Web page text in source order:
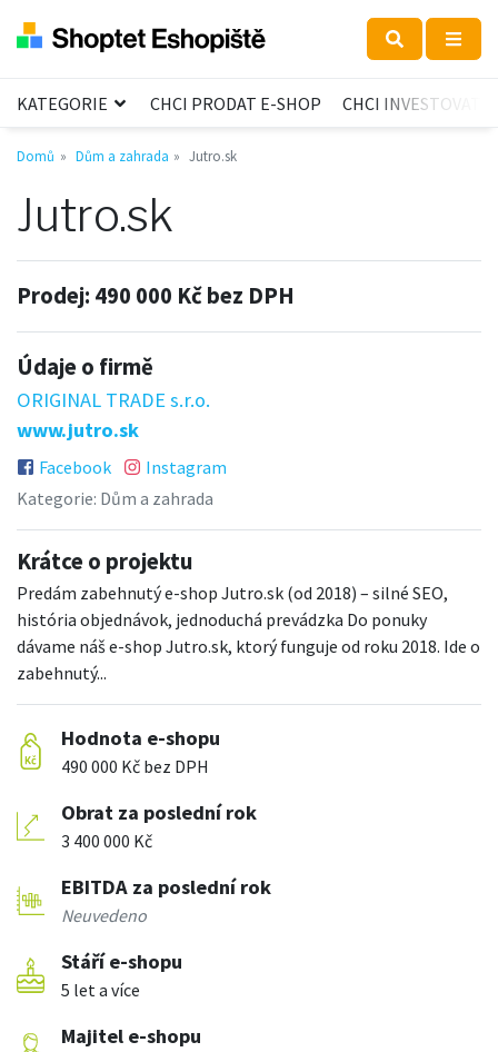
KATEGORIE CHCI PRODAT E-SHOP CHCI INVESTOVAT
Domů Dům a zahrada Jutro.sk
Jutro.sk
Prodej: 490 000 Kč bez DPH
Údaje o firmě
ORIGINAL TRADE s.r.o.
www.jutro.sk
Facebook
Instagram
Kategorie: Dům a zahrada
Krátce o projektu
Predám zabehnutý e-shop Jutro.sk (od 2018) – silné SEO,
história objednávok, jednoduchá prevádzka Do ponuky
dávame náš e-shop Jutro.sk, ktorý funguje od roku 2018. Ide o
zabehnutý...
Hodnota e-shopu
490 000 Kč bez DPH
Obrat za poslední rok
3 400 000 Kč
EBITDA za poslední rok
Neuvedeno
Stáří e-shopu
5 let a více
Majitel e-shopu